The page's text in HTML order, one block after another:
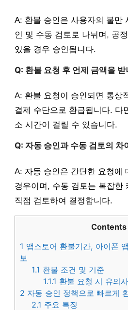
A: 환불 승인은 사용자의 불만
인 및 수동 검토로 나뉘며, 공
있을 경우 승인됩니다.
Q: 환불 요청 후 언제 금액을 받
A: 환불 요청이 승인되면 통상
결제 수단으로 환급됩니다. 다
소 시간이 걸릴 수 있습니다.
Q: 자동 승인과 수동 검토의 차
A: 자동 승인은 간단한 요청에
경우이며, 수동 검토는 복잡한
직접 검토하여 결정합니다.
Contents
1 앱스토어 환불기간, 아이폰
보
1.1 환불 조건 및 기준
1.1.1 환불 요청 시 유의
2 자동 승인 정책으로 빠르게
2.1 주요 특징